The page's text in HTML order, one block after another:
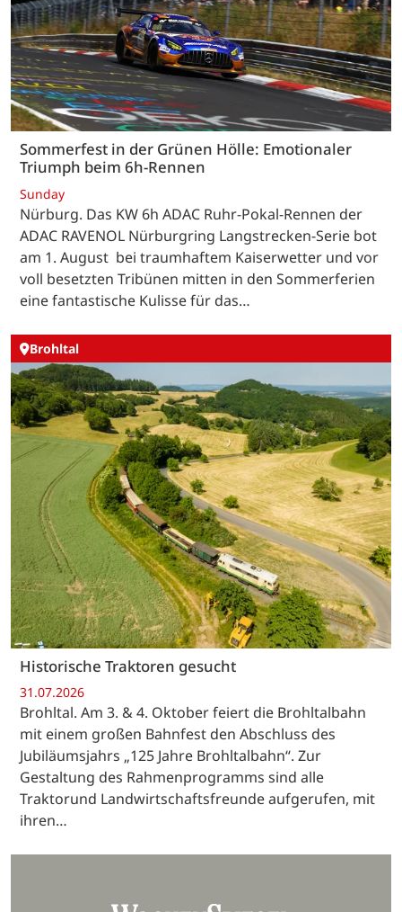
Sommerfest in der Grünen Hölle: Emotionaler
Triumph beim 6h-Rennen
Sunday
Nürburg. Das KW 6h ADAC Ruhr-Pokal-Rennen der
ADAC RAVENOL Nürburgring Langstrecken-Serie bot
am 1. August bei traumhaftem Kaiserwetter und vor
voll besetzten Tribünen mitten in den Sommerferien
eine fantastische Kulisse für das…
Brohltal
Historische Traktoren gesucht
31.07.2026
Brohltal. Am 3. & 4. Oktober feiert die Brohltalbahn
mit einem großen Bahnfest den Abschluss des
Jubiläumsjahrs „125 Jahre Brohltalbahn“. Zur
Gestaltung des Rahmenprogramms sind alle
Traktorund Landwirtschaftsfreunde aufgerufen, mit
ihren…